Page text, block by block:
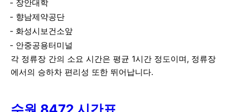
장안대학
향남제약공단
화성시보건소앞
안중공용터미널
각 정류장 간의 소요 시간은 평균 1시간 정도이며, 정류장
에서의 승하차 편리성 또한 뛰어납니다.